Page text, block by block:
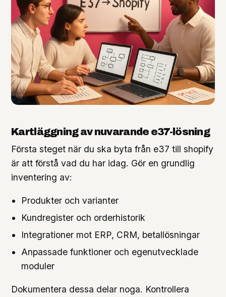
Kartläggning av nuvarande e37-lösning
Första steget när du ska byta från e37 till shopify
är att förstå vad du har idag. Gör en grundlig
inventering av:
Produkter och varianter
Kundregister och orderhistorik
Integrationer mot ERP, CRM, betallösningar
Anpassade funktioner och egenutvecklade
moduler
Dokumentera dessa delar noga. Kontrollera